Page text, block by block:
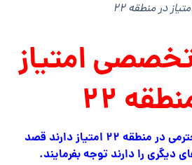
در منطقه ۲۲
امتیاز
۲۲
دوستان محترمی در منطقه ۲۲ امتیاز دارند قصد
دیگری را دارند توجه بفرمایند.